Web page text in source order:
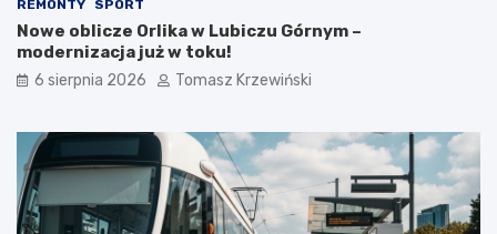
REMONTY SPORT
Nowe oblicze Orlika w Lubiczu Górnym –
modernizacja już w toku!
6 sierpnia 2026 Tomasz Krzewiński